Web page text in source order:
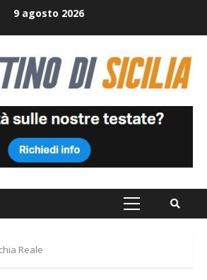
9 agosto 2026
Primary
Reale